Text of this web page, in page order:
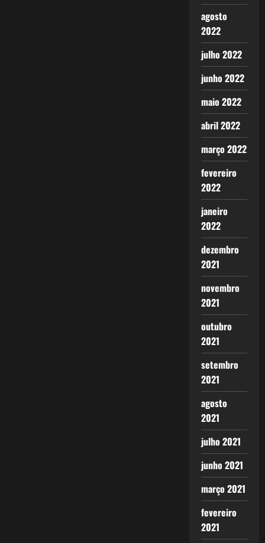
agosto
2022
julho 2022
junho 2022
maio 2022
abril 2022
março 2022
fevereiro
2022
janeiro
2022
dezembro
2021
novembro
2021
outubro
2021
setembro
2021
agosto
2021
julho 2021
junho 2021
março 2021
fevereiro
2021